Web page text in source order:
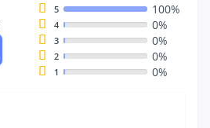
5 100%
4 0%
3 0%
2 0%
1 0%